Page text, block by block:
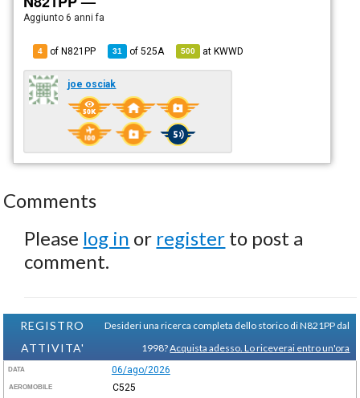
Aggiunto6 anni fa
4 of N821PP 31 of525A 500 atKWWD
joe osciak
Comments
Please log in or register to post a
comment.
REGISTRO
ATTIVITA'
Desideri una ricerca completa dello storico di N821PP dal
1998?Acquista adesso. Lo riceverai entro un'ora
DATA 06/ago/2026
AEROMOBILE C525